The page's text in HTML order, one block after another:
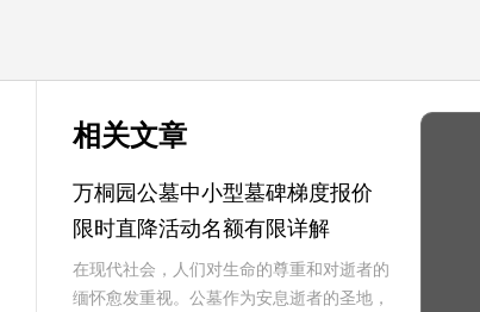
相关文章
万桐园公墓中小型墓碑梯度报价
限时直降活动名额有限详解
在现代社会，人们对生命的尊重和对逝者的
缅怀愈发重视。公墓作为安息逝者的圣地，